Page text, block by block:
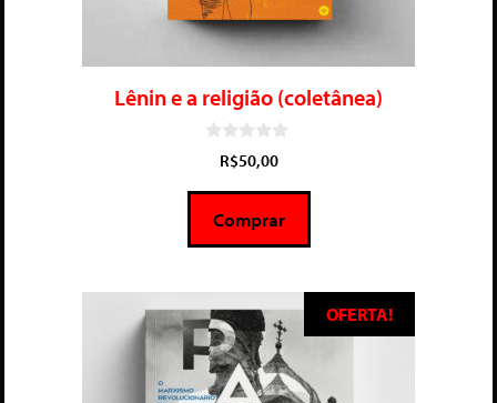
Lênin e a religião (coletânea)
5
R$50,00
Comprar
OFERTA!